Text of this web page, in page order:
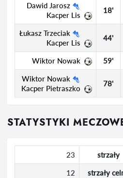
Dawid Jarosz
Kacper Lis
18'
Łukasz Trzeciak
Kacper Lis
44'
Wiktor Nowak 59'
Wiktor Nowak
Kacper Pietraszko
78'
STATYSTYKI
23 strzały
12 strzały